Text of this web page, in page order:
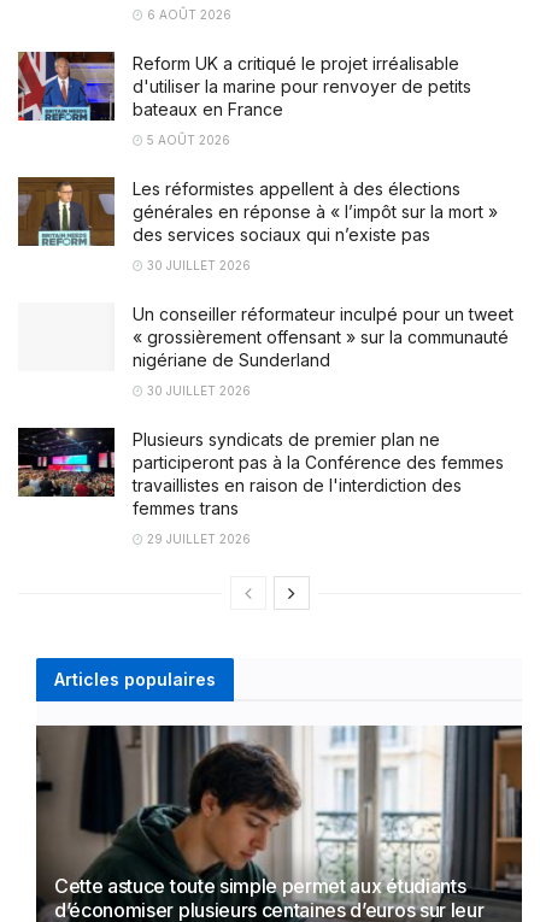
6 AOÛT 2026
Reform UK a critiqué le projet irréalisable
d'utiliser la marine pour renvoyer de petits
bateaux en France
5 AOÛT 2026
Les réformistes appellent à des élections
générales en réponse à « l’impôt sur la mort »
des services sociaux qui n’existe pas
30 JUILLET 2026
Un conseiller réformateur inculpé pour un tweet
« grossièrement offensant » sur la communauté
nigériane de Sunderland
30 JUILLET 2026
Plusieurs syndicats de premier plan ne
participeront pas à la Conférence des femmes
travaillistes en raison de l'interdiction des
femmes trans
29 JUILLET 2026
Articles populaires
Cette astuce toute simple permet aux étudiants
d’économiser plusieurs centaines d’euros sur leur